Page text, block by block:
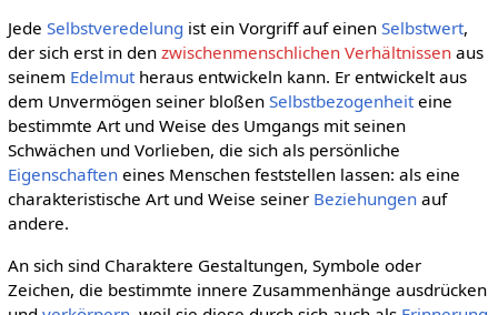
Jede Selbstveredelung ist ein Vorgriff auf einen Selbstwert,
der sich erst in den zwischenmenschlichen Verhältnissenaus
seinem Edelmutheraus entwickeln kann. Er entwickelt aus
dem Unvermögen seiner bloßen Selbstbezogenheiteine
bestimmte Art und Weise des Umgangs mit seinen
Schwächen und Vorlieben, die sich als persönliche
Eigenschafteneines Menschen feststellen lassen: als eine
charakteristische Art und Weise seiner Beziehungenauf
andere.
An sich sind Charaktere Gestaltungen, Symbole oder
Zeichen, die bestimmte innere Zusammenhänge ausdrücken